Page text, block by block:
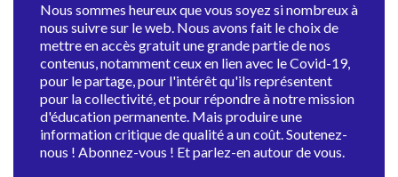
Nous sommes heureux que vous soyez si nombreux à
nous suivre sur le web. Nous avons fait le choix de
mettre en accès gratuit une grande partie de nos
contenus, notamment ceux en lien avec le Covid-19,
pour le partage, pour l'intérêt qu'ils représentent
pour la collectivité, et pour répondre à notre mission
d'éducation permanente. Mais produire une
information critique de qualité a un coût. Soutenez-
nous ! Abonnez-vous ! Et parlez-en autour de vous.